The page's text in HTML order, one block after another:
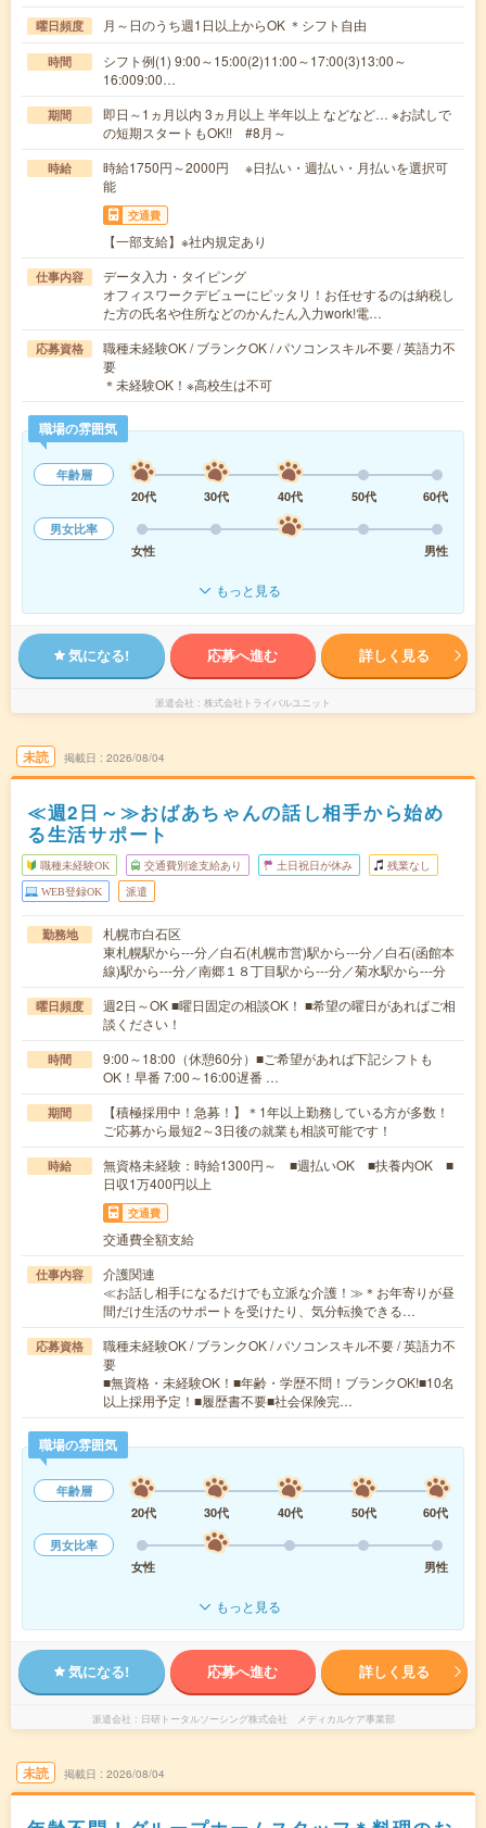
曜日頻度 月～日のうち週1日以上からOK ＊シフト自由
時間
シフト例(1) 9:00～15:00(2)11:00～17:00(3)13:00～
16:009:00…
期間
即日～1ヵ月以内 3ヵ月以上 半年以上 などなど… ※お試しで
の短期スタートもOK!! #8月～
時給
時給1750円～2000円 ※日払い・週払い・月払いを選択可
能
交通費
【一部支給】※社内規定あり
仕事内容
データ入力・タイピング
オフィスワークデビューにピッタリ！お任せするのは納税し
た方の氏名や住所などのかんたん入力work!電…
応募資格
職種未経験OK / ブランクOK / パソコンスキル不要 / 英語力不
要
＊未経験OK！※高校生は不可
職場の雰囲気
年齢層
20代
30代 40代 50代
60代
男女比率
女性
男性
もっと見る
気になる! 応募へ進む 詳しく見る
派遣会社 株式会社トライバルユニット
未読 掲載日 2026/08/04
≪週2日～≫おばあちゃんの話し相手から始め
る生活サポート
職種未経験OK 交通費別途支給あり 土日祝日が休み 残業なし
WEB登録OK 派遣
勤務地
札幌市白石区
東札幌駅から---分／白石(札幌市営)駅から---分／白石(函館本
線)駅から---分／南郷１８丁目駅から---分／菊水駅から---分
曜日頻度
週2日～OK ■曜日固定の相談OK！ ■希望の曜日があればご相
談ください！
時間
9:00～18:00（休憩60分）■ご希望があれば下記シフトも
OK！早番 7:00～16:00遅番 …
期間
【積極採用中！急募！】＊1年以上勤務している方が多数！
ご応募から最短2～3日後の就業も相談可能です！
時給
無資格未経験：時給1300円～ ■週払いOK ■扶養内OK ■
日収1万400円以上
交通費
交通費全額支給
仕事内容
介護関連
≪お話し相手になるだけでも立派な介護！≫＊お年寄りが昼
間だけ生活のサポートを受けたり、気分転換できる…
応募資格
職種未経験OK / ブランクOK / パソコンスキル不要 / 英語力不
要
■無資格・未経験OK！■年齢・学歴不問！ブランクOK!■10名
以上採用予定！■履歴書不要■社会保険完…
職場の雰囲気
年齢層
20代
30代 40代 50代
60代
男女比率
女性
男性
もっと見る
気になる! 応募へ進む 詳しく見る
派遣会社 日研トータルソーシング株式会社 メディカルケア事業部
未読 掲載日 2026/08/04